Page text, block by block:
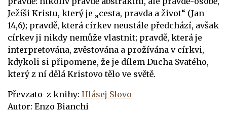
Ježíši Kristu, který je „cesta, pravda a život“ (Jan
14,6); pravdě, která církev neustále předchází, avšak
církev ji nikdy nemůže vlastnit; pravdě, která je
interpretována, zvěstována a prožívána v církvi,
kdykoli si připomene, že je dílem Ducha Svatého,
který z ní dělá Kristovo tělo ve světě.
Převzato z knihy: Hlásej Slovo
Autor: Enzo Bianchi